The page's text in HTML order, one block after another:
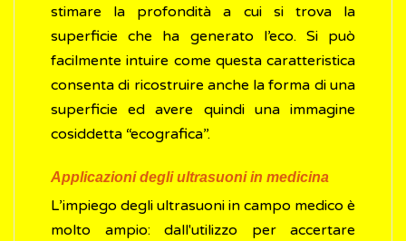
stimare la profondità a cui si trova la
superficie che ha generato l’eco. Si può
facilmente intuire come questa caratteristica
consenta di ricostruire anche la forma di una
superficie ed avere quindi una immagine
cosiddetta “ecografica”.
Applicazioni degli ultrasuoni in medicina
L’impiego degli ultrasuoni in campo medico è
molto ampio: dall'utilizzo per accertare